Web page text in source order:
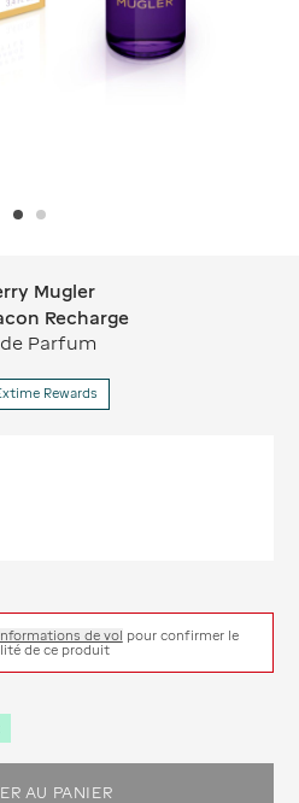
Flacon
Mugler
Recharge
Parfum
Rewards
de vol pour confirmer le
de ce produit
AU PANIER